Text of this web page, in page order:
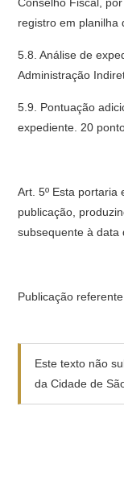
registro em planilha
5.8. Análise de
Administração
5.9. Pontuação
expediente. 20
Art. 5º Esta portaria
publicação,
subsequente à data
Publicação
Este texto não
da Cidade de